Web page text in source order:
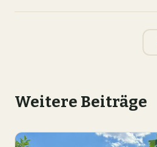
Weitere Beiträge